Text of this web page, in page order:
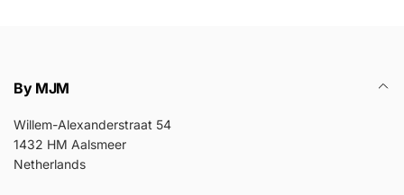
By MJM
Willem-Alexanderstraat 54
1432 HM Aalsmeer
Netherlands